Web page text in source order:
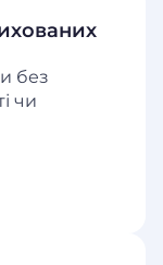
без
чи